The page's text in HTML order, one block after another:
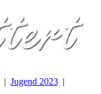
Jugend 2023